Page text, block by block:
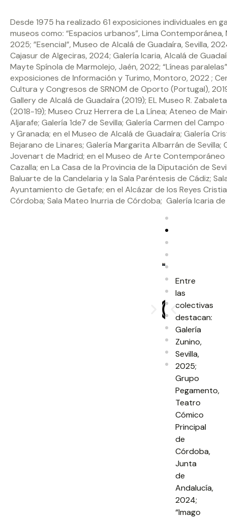
Desde 1975 ha realizado 61 exposiciones individuales en
museos como: “Espacios urbanos”, Lima Contemporánea,
2025; ”Esencial”, Museo de Alcalá de Guadaíra, Sevilla,
Cajasur de Algeciras, 2024; Galería Icaria, Alcalá de
Mayte Spínola de Marmolejo, Jaén, 2022; “Líneas
exposiciones de Información y Turimo, Montoro, 2022 ;
Cultura y Congresos de SRNOM de Oporto (Portugal),
Gallery de Alcalá de Guadaíra (2019); EL Museo R.
(2018-19); Museo Cruz Herrera de La Línea; Ateneo de
Aljarafe; Galería 1de7 de Sevilla; Galería Carmen del
y Granada; en el Museo de Alcalá de Guadaíra; Galería
Bejarano de Linares; Galería Margarita Albarrán de Sevilla;
Jovenart de Madrid; en el Museo de Arte Contemporáneo
Cazalla; en La Casa de la Provincia de la Diputación de
Baluarte de la Candelaria y la Sala Paréntesis de Cádiz;
Ayuntamiento de Getafe; en el Alcázar de los Reyes
Córdoba; Sala Mateo Inurria de Córdoba; Galería Icaria de
Entre
las
colectivas
destacan:
Galería
Zunino,
Sevilla,
2025;
Grupo
Pegamento,
Teatro
Cómico
Principal
de
Córdoba,
Junta
de
Andalucía,
2024;
“Imago